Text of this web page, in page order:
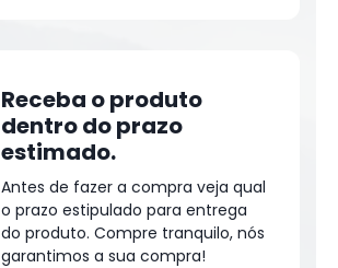
Receba o produto
dentro do prazo
estimado.
Antes de fazer a compra veja qual
o prazo estipulado para entrega
do produto. Compre tranquilo, nós
garantimos a sua compra!